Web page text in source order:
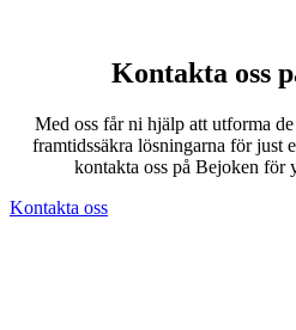
Kontakta oss
Med oss får ni hjälp att utforma
framtidssäkra lösningarna för just
kontakta oss på Bejoken för
Kontakta oss